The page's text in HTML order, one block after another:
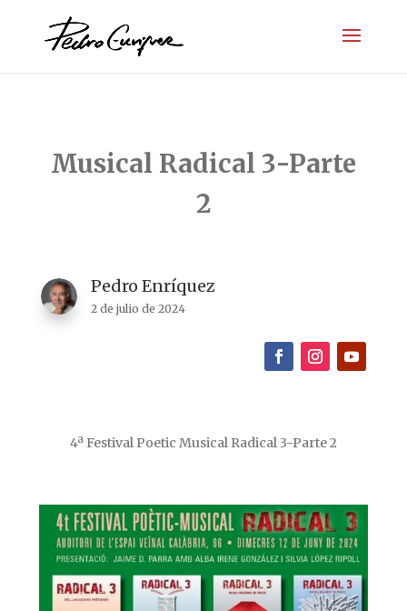
Musical Radical 3-Parte
2
Pedro Enríquez
2 de julio de 2024
4ª Festival Poetic Musical Radical 3-Parte 2